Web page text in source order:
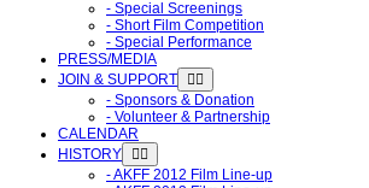
- Special Screenings
- Short Film Competition
- Special Performance
PRESS/MEDIA
JOIN & SUPPORT
- Sponsors & Donation
- Volunteer & Partnership
CALENDAR
HISTORY
- AKFF 2012 Film Line-up